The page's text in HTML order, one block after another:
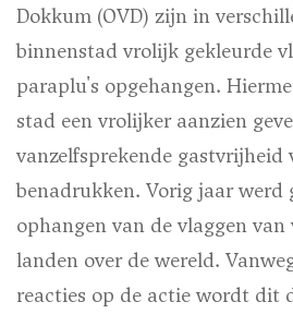
Dokkum (OVD) zijn in
binnenstad vrolijk gekleurde
paraplu's opgehangen.
stad een vrolijker aanzien
vanzelfsprekende gastvrijheid
benadrukken. Vorig jaar werd
ophangen van de vlaggen
landen over de wereld.
reacties op de actie wordt dit